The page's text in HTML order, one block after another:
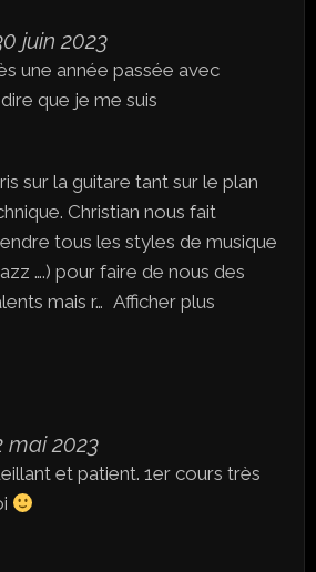
juin 2023
une année passée avec
que je me suis
sur la guitare tant sur le plan
Christian nous fait
tous les styles de musique
….) pour faire de nous des
mais r
Afficher plus
mai 2023
et patient. 1er cours très